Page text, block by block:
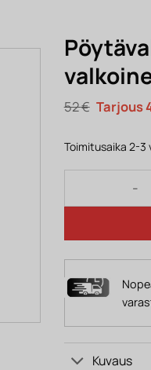
52€
hinta
52 €.
Toimitusaika 2-3
Kuvaus